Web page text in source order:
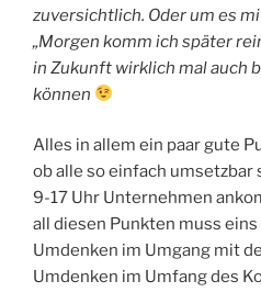
zuversichtlich. Oder um es
„Morgen komm ich später
in Zukunft wirklich mal auch
können
Alles in allem ein paar gute
ob alle so einfach umsetzbar
9-17 Uhr Unternehmen
all diesen Punkten muss
Umdenken im Umgang mit
Umdenken im Umfang des